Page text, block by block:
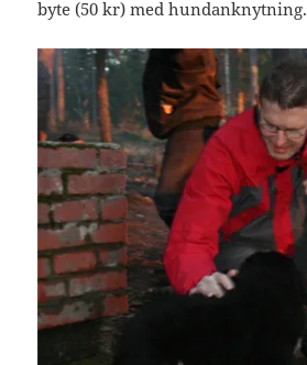
byte (50 kr) med hundanknytning.